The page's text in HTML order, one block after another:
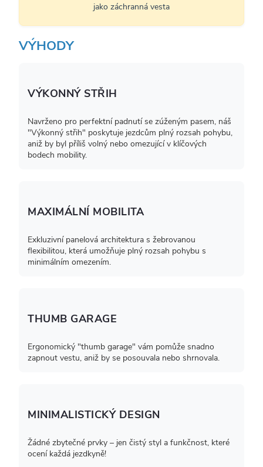
jako záchranná vesta
VÝHODY
VÝKONNÝ STŘIH
Navrženo pro perfektní padnutí se zúženým pasem, náš
"Výkonný střih" poskytuje jezdcům plný rozsah pohybu,
aniž by byl příliš volný nebo omezující v klíčových
bodech mobility.
MAXIMÁLNÍ MOBILITA
Exkluzivní panelová architektura s žebrovanou
flexibilitou, která umožňuje plný rozsah pohybu s
minimálním omezením.
THUMB GARAGE
Ergonomický "thumb garage" vám pomůže snadno
zapnout vestu, aniž by se posouvala nebo shrnovala.
MINIMALISTICKÝ DESIGN
Žádné zbytečné prvky – jen čistý styl a funkčnost, které
ocení každá jezdkyně!